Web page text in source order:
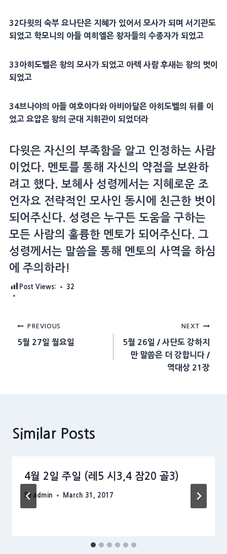
32다윗의 숙부 요나단은 지혜가 있어서 모사가 되며 서기관도
되었고 학모니의 아들 여히엘은 왕자들의 수종자가 되었고
33아히도벨은 왕의 모사가 되었고 아렉 사람 후새는 왕의 벗이
되었고
34브나야의 아들 여호야다와 아비아달은 아히도벨의 뒤를 이
었고 요압은 왕의 군대 지휘관이 되었더라
다윗은 자신의 부족함을 알고 인정하는 사람
이었다. 멘토를 통해 자신의 약점을 보완하
려고 했다. 보혜사 성령께서는 지혜로운 조
언자요 전략적인 모사인 동시에 친근한 벗이
되어주신다. 성령은 누구든 도움을 구하는
모든 사람의 훌륭한 멘토가 되어주신다. 그
성령께서는 말씀을 통해 멘토의 사역을 하심
에 주의하라!
Post Views: 32
Post
navigation
PREVIOUS
5월 27일 월요일
NEXT
5월 26일 / 사단도 강하지
만 말씀은 더 강합니다 /
역대상 21장
Similar Posts
4월 2일 주일 (레5 시3,4 잠20 골3)
By admin March 31, 2017